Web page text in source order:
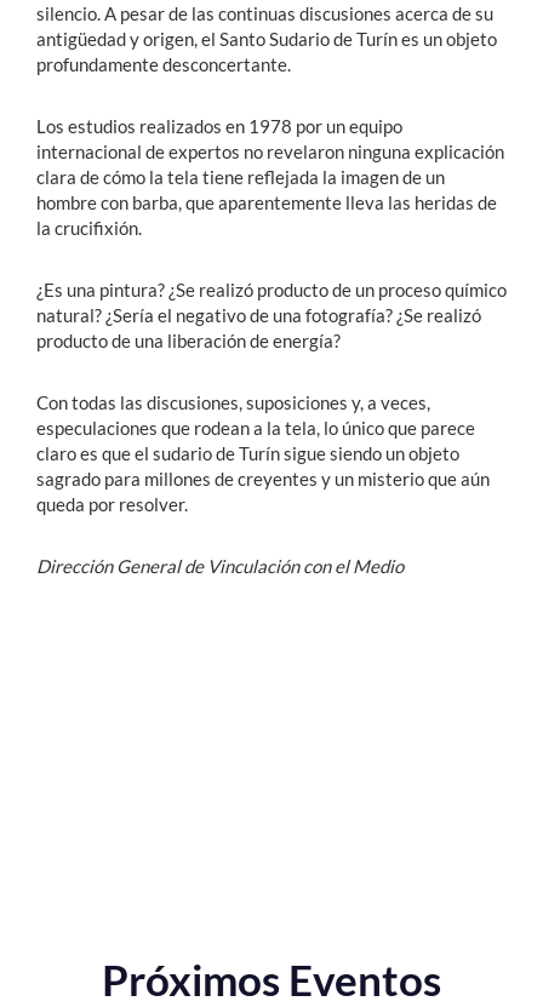
silencio. A pesar de las continuas discusiones acerca de su
antigüedad y origen, el Santo Sudario de Turín es un objeto
profundamente desconcertante.
Los estudios realizados en 1978 por un equipo
internacional de expertos no revelaron ninguna explicación
clara de cómo la tela tiene reflejada la imagen de un
hombre con barba, que aparentemente lleva las heridas de
la crucifixión.
¿Es una pintura? ¿Se realizó producto de un proceso químico
natural? ¿Sería el negativo de una fotografía? ¿Se realizó
producto de una liberación de energía?
Con todas las discusiones, suposiciones y, a veces,
especulaciones que rodean a la tela, lo único que parece
claro es que el sudario de Turín sigue siendo un objeto
sagrado para millones de creyentes y un misterio que aún
queda por resolver.
Dirección General de Vinculación con el Medio
Próximos Eventos